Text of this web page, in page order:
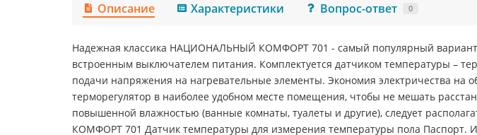
Описание Характеристики Вопрос-ответ 0
Надежная классика НАЦИОНАЛЬНЫЙ КОМФОРТ 701 - самый популярный вариант
встроенным выключателем питания. Комплектуется датчиком температуры –
подачи напряжения на нагревательные элементы. Экономия электричества на
терморегулятор в наиболее удобном месте помещения, чтобы не мешать
повышенной влажностью (ванные комнаты, туалеты и другие), следует
КОМФОРТ 701 Датчик температуры для измерения температуры пола Паспорт.